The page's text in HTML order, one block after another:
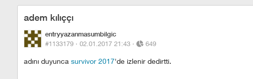
adem kılıççı
entryyazanmasumbilgic
#1133179 · 02.01.2017 21:43 · 649
adını duyunca survivor 2017'de izlenir dedirtti.